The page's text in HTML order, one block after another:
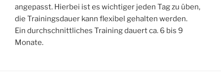
angepasst. Hierbei ist es wichtiger jeden Tag zu üben,
die Trainingsdauer kann flexibel gehalten werden.
Ein durchschnittliches Training dauert ca. 6 bis 9
Monate.